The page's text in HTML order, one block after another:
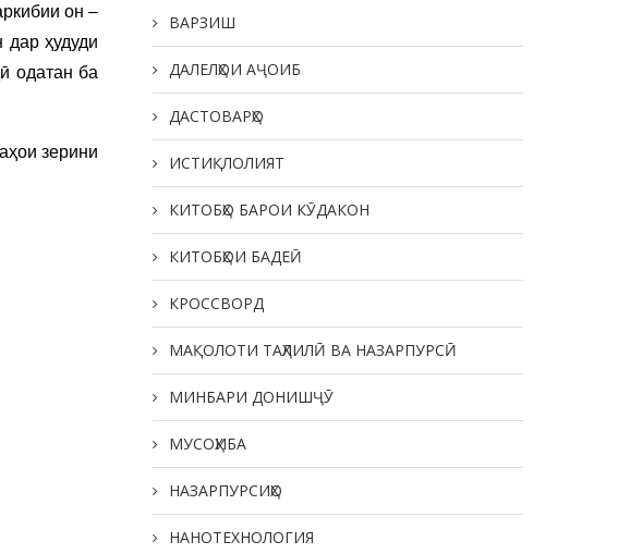
он –
ҳудуди
одатан ба
зерини
ВАРЗИШ
ДАЛЕЛҲОИ АҶОИБ
ДАСТОВАРҲО
ИСТИҚЛОЛИЯТ
КИТОБҲО БАРОИ КӮДАКОН
КИТОБҲОИ БАДЕӢ
КРОССВОРД
МАҚОЛОТИ ТАҲЛИЛӢ ВА НАЗАРПУРСӢ
МИНБАРИ ДОНИШҶӮ
МУСОҲИБА
НАЗАРПУРСИҲО
НАНОТЕХНОЛОГИЯ